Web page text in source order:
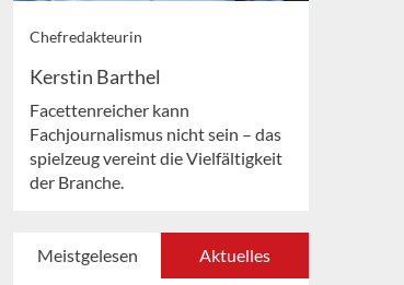
Chefredakteurin
Kerstin Barthel
Facettenreicher kann
Fachjournalismus nicht sein – das
spielzeug vereint die Vielfältigkeit
der Branche.
Meistgelesen Aktuelles